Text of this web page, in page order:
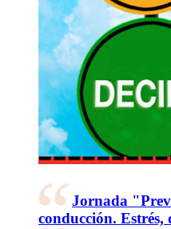
Jornada
conducción.